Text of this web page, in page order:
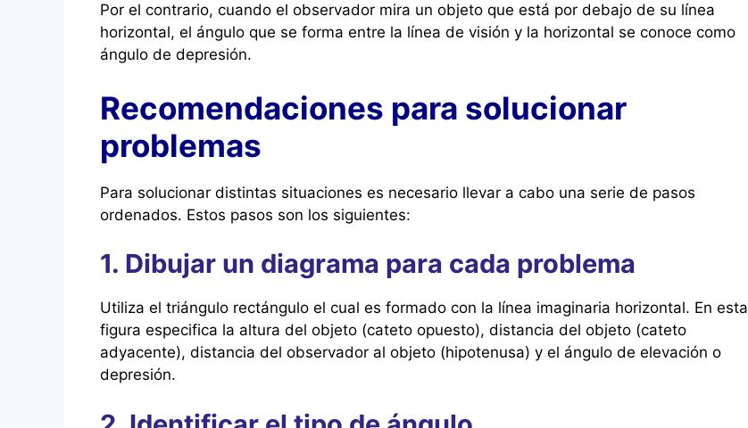
Por el contrario, cuando el observador mira un objeto que está por debajo de su línea
horizontal, el ángulo que se forma entre la línea de visión y la horizontal se conoce como
ángulo de depresión.
Recomendaciones para solucionar
problemas
Para solucionar distintas situaciones es necesario llevar a cabo una serie de pasos
ordenados. Estos pasos son los siguientes:
1. Dibujar un diagrama para cada problema
Utiliza el triángulo rectángulo el cual es formado con la línea imaginaria horizontal. En esta
figura especifica la altura del objeto (cateto opuesto), distancia del objeto (cateto
adyacente), distancia del observador al objeto (hipotenusa) y el ángulo de elevación o
depresión.